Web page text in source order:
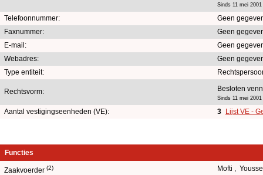
Sinds 11 mei 2001
Telefoonnummer:
Geen
Faxnummer:
Geen
E-mail:
Geen
Webadres:
Geen
Type entiteit:
Rechtsvorm: Besloten
Sinds 11 mei 2001
Aantal vestigingseenheden (VE): 3 Lijst VE -
Functies
Zaakvoerder (2) Mofti ,